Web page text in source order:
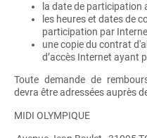
la date de participation
les heures et dates de
participation par
une copie du contrat
d’accès Internet ayant
Toute demande de
devra être adressées auprès
MIDI OLYMPIQUE